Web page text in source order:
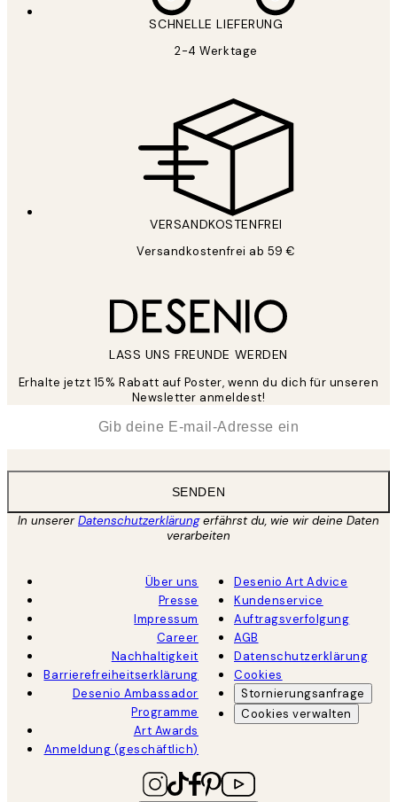
SCHNELLE LIEFERUNG
2-4 Werktage
VERSANDKOSTENFREI
Versandkostenfrei ab 59 €
LASS UNS FREUNDE WERDEN
Erhalte jetzt 15% Rabatt auf Poster, wenn du dich für unseren
Newsletter anmeldest!
SENDEN
In unsererDatenschutzerklärungerfährst du, wie wir deine Daten
verarbeiten
Über uns
Presse
Impressum
Career
Nachhaltigkeit
Barrierefreiheitserklärung
Desenio Ambassador
Programme
Art Awards
Anmeldung (geschäftlich)
Desenio Art Advice
Kundenservice
Auftragsverfolgung
AGB
Datenschutzerklärung
Cookies
Stornierungsanfrage
Cookies verwalten